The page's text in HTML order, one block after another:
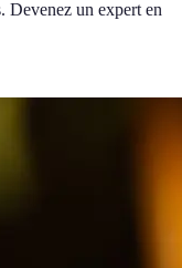
Devenez un expert en